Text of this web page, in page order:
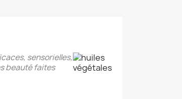
sensorielles,
beauté faites